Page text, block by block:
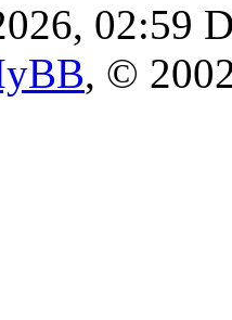
02:59
, ©